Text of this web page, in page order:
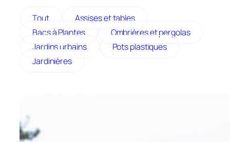
Chez Atech, nous sommes fabricant
français de mobilier urbain et de
solutions de végétalisation, depuis 1986.
Nous nous engageons à vous
le choix de la qualité avec des produits
robustes, design, éco-conçus et
Tout
Assises et tables
Bacs à Plantes
Ombrières et pergolas
Jardins urbains
Pots plastiques
Jardinières